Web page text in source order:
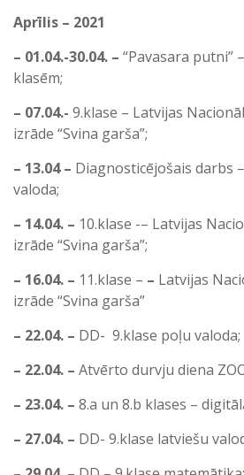
Aprīlis – 2021
– 01.04.-30.04. – “Pavasara putni”
klasēm;
– 07.04.- 9.klase – Latvijas
izrāde “Svina garša”;
– 13.04 – Diagnosticējošais darbs
valoda;
– 14.04. – 10.klase -– Latvijas
izrāde “Svina garša”;
– 16.04. – 11.klase – – Latvijas
izrāde “Svina garša”
– 22.04. – DD- 9.klase poļu valoda;
– 22.04. – Atvērto durvju diena
– 23.04. – 8.a un 8.b klases –
– 27.04. – DD- 9.klase latviešu